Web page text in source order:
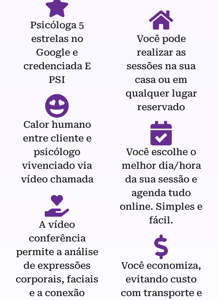
Psicóloga 5
estrelas no
Google e
credenciada E
PSI
Calor humano
entre cliente e
psicólogo
vivenciado via
vídeo chamada
A vídeo
conferência
permite a análise
de expressões
corporais, faciais
e a conexão
Você pode
realizar as
sessões na sua
casa ou em
qualquer lugar
reservado
Você escolhe o
melhor dia/hora
da sua sessão e
agenda tudo
online. Simples e
fácil.
Você economiza,
evitando custo
com transporte e